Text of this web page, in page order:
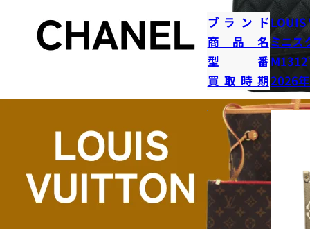
ブランドLOUIS
商品名ミニス
型番
買取時期2026